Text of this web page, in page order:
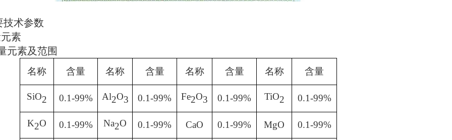
技术参数
素
元素及范围
名称 含量 名称 含量 名称 含量 名称 含量
SiO2 0.1-99% Al2O3 0.1-99% Fe2O3 0.1-99% TiO2 0.1-99%
K2O 0.1-99% Na2O 0.1-99% CaO 0.1-99% MgO 0.1-99%